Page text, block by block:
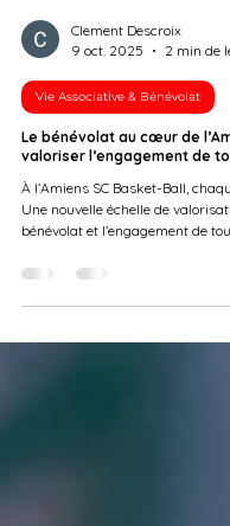
9 oct. 2025
2 min de
Vie Associative & Bénévolat
Le bénévolat au cœur de
valoriser l’engagement de
À l’Amiens SC Basket-Ball,
bénévolat et l’engagement de